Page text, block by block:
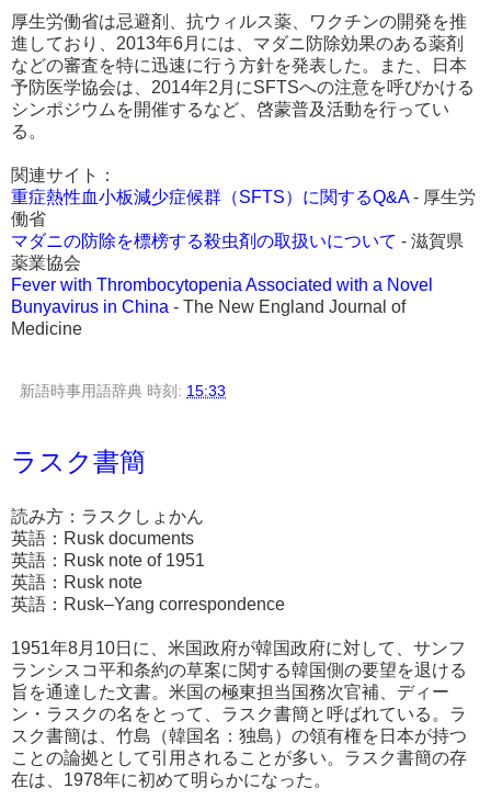
厚生労働省は忌避剤、抗ウィルス薬、ワクチンの開発を推
進しており、2013年6月には、マダニ防除効果のある薬剤
などの審査を特に迅速に行う方針を発表した。また、日本
予防医学協会は、2014年2月にSFTSへの注意を呼びかける
シンポジウムを開催するなど、啓蒙普及活動を行ってい
る。
関連サイト：
重症熱性血小板減少症候群（SFTS）に関するQ&A- 厚生労
働省
マダニの防除を標榜する殺虫剤の取扱いについて - 滋賀県
薬業協会
Fever with Thrombocytopenia Associated with a Novel
Bunyavirus in China - The New England Journal of
Medicine
新語時事用語辞典 時刻: 15:33
ラスク書簡
読み方：ラスクしょかん
英語：Rusk documents
英語：Rusk note of 1951
英語：Rusk note
英語：Rusk–Yang correspondence
1951年8月10日に、米国政府が韓国政府に対して、サンフ
ランシスコ平和条約の草案に関する韓国側の要望を退ける
旨を通達した文書。米国の極東担当国務次官補、ディー
ン・ラスクの名をとって、ラスク書簡と呼ばれている。ラ
スク書簡は、竹島（韓国名：独島）の領有権を日本が持つ
ことの論拠として引用されることが多い。ラスク書簡の存
在は、1978年に初めて明らかになった。